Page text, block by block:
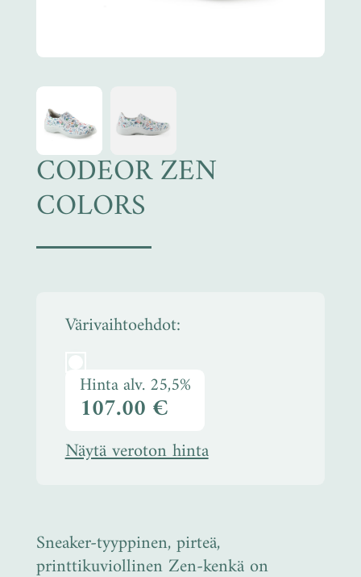
CODEOR ZEN
COLORS
Värivaihtoehdot:
Hinta alv. 25,5%
107.00 €
Näytä veroton hinta
Sneaker-tyyppinen, pirteä,
printtikuviollinen Zen-kenkä on